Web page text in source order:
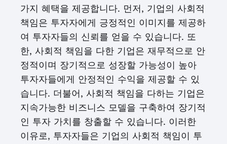
가지 혜택을 제공합니다. 먼저, 기업의 사회적
책임은 투자자에게 긍정적인 이미지를 제공하
여 투자자들의 신뢰를 얻을 수 있습니다. 또
한, 사회적 책임을 다한 기업은 재무적으로 안
정적이며 장기적으로 성장할 가능성이 높아
투자자들에게 안정적인 수익을 제공할 수 있
습니다. 더불어, 사회적 책임을 다하는 기업은
지속가능한 비즈니스 모델을 구축하여 장기적
인 투자 가치를 창출할 수 있습니다. 이러한
이유로, 투자자들은 기업의 사회적 책임이 투